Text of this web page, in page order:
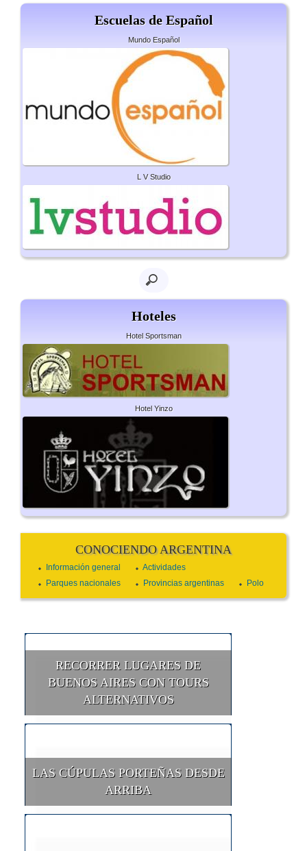
Escuelas de Español
Mundo Español
L V Studio
Hoteles
Hotel Sportsman
Hotel Yinzo
CONOCIENDO ARGENTINA
Información general
Actividades
Parques nacionales
Provincias argentinas Polo
RECORRER LUGARES DE
BUENOS AIRES CON TOURS
ALTERNATIVOS
LAS CÚPULAS PORTEÑAS DESDE
ARRIBA